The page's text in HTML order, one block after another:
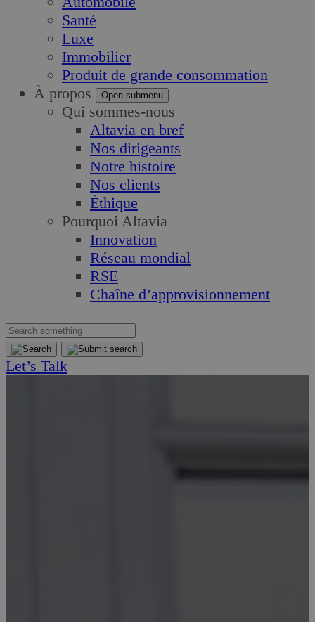
Santé
Luxe
Immobilier
Produit de grande consommation
À propos
Open submenu
Qui sommes-nous
Altavia en bref
Nos dirigeants
Notre histoire
Nos clients
Éthique
Pourquoi Altavia
Innovation
Réseau mondial
RSE
Chaîne d’approvisionnement
Let’s Talk